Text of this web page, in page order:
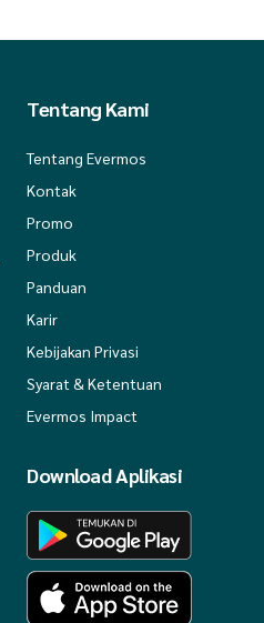
Tentang Kami
Tentang Evermos
Kontak
Promo
Produk
Panduan
Karir
Kebijakan Privasi
Syarat & Ketentuan
Evermos Impact
Download Aplikasi